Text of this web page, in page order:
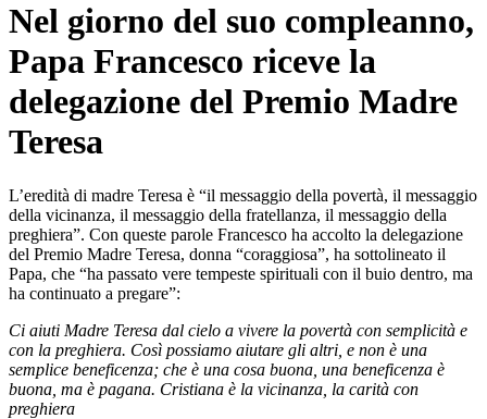
Nel giorno del suo compleanno,
Papa Francesco riceve la
delegazione del Premio Madre
Teresa
L’eredità di madre Teresa è “il messaggio della povertà, il messaggio
della vicinanza, il messaggio della fratellanza, il messaggio della
preghiera”. Con queste parole Francesco ha accolto la delegazione
del Premio Madre Teresa, donna “coraggiosa”, ha sottolineato il
Papa, che “ha passato vere tempeste spirituali con il buio dentro, ma
ha continuato a pregare”:
Ci aiuti Madre Teresa dal cielo a vivere la povertà con semplicità e
con la preghiera. Così possiamo aiutare gli altri, e non è una
semplice beneficenza; che è una cosa buona, una beneficenza è
buona, ma è pagana. Cristiana è la vicinanza, la carità con
preghiera